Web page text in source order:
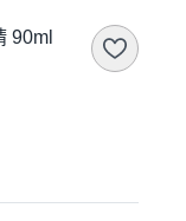
90ml